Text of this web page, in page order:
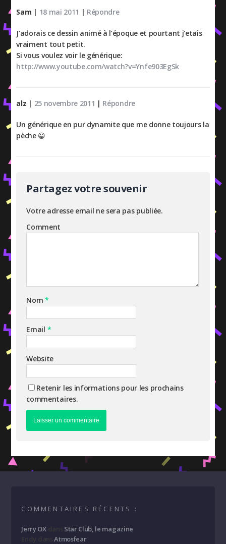
Sam | 18 mai 2011 | Répondre
J’adorais ce dessin animé à l’époque et pourtant j’etais
vraiment tout petit.
Si vous voulez voir le générique:
http://www.youtube.com/watch?v=Ynfe903EgSk
alz | 25 novembre 2011 | Répondre
Un générique en pur dynamite que me donne toujours la
pèche 😀
Partagez votre souvenir
Votre adresse email ne sera pas publiée.
Comment
Nom*
Email *
Website
Retenir les informations pour les prochains
commentaires.
COMMENTAIRES RÉCENTS :
Jerry OXdans Star Club, le magazine
dansAtmosfear